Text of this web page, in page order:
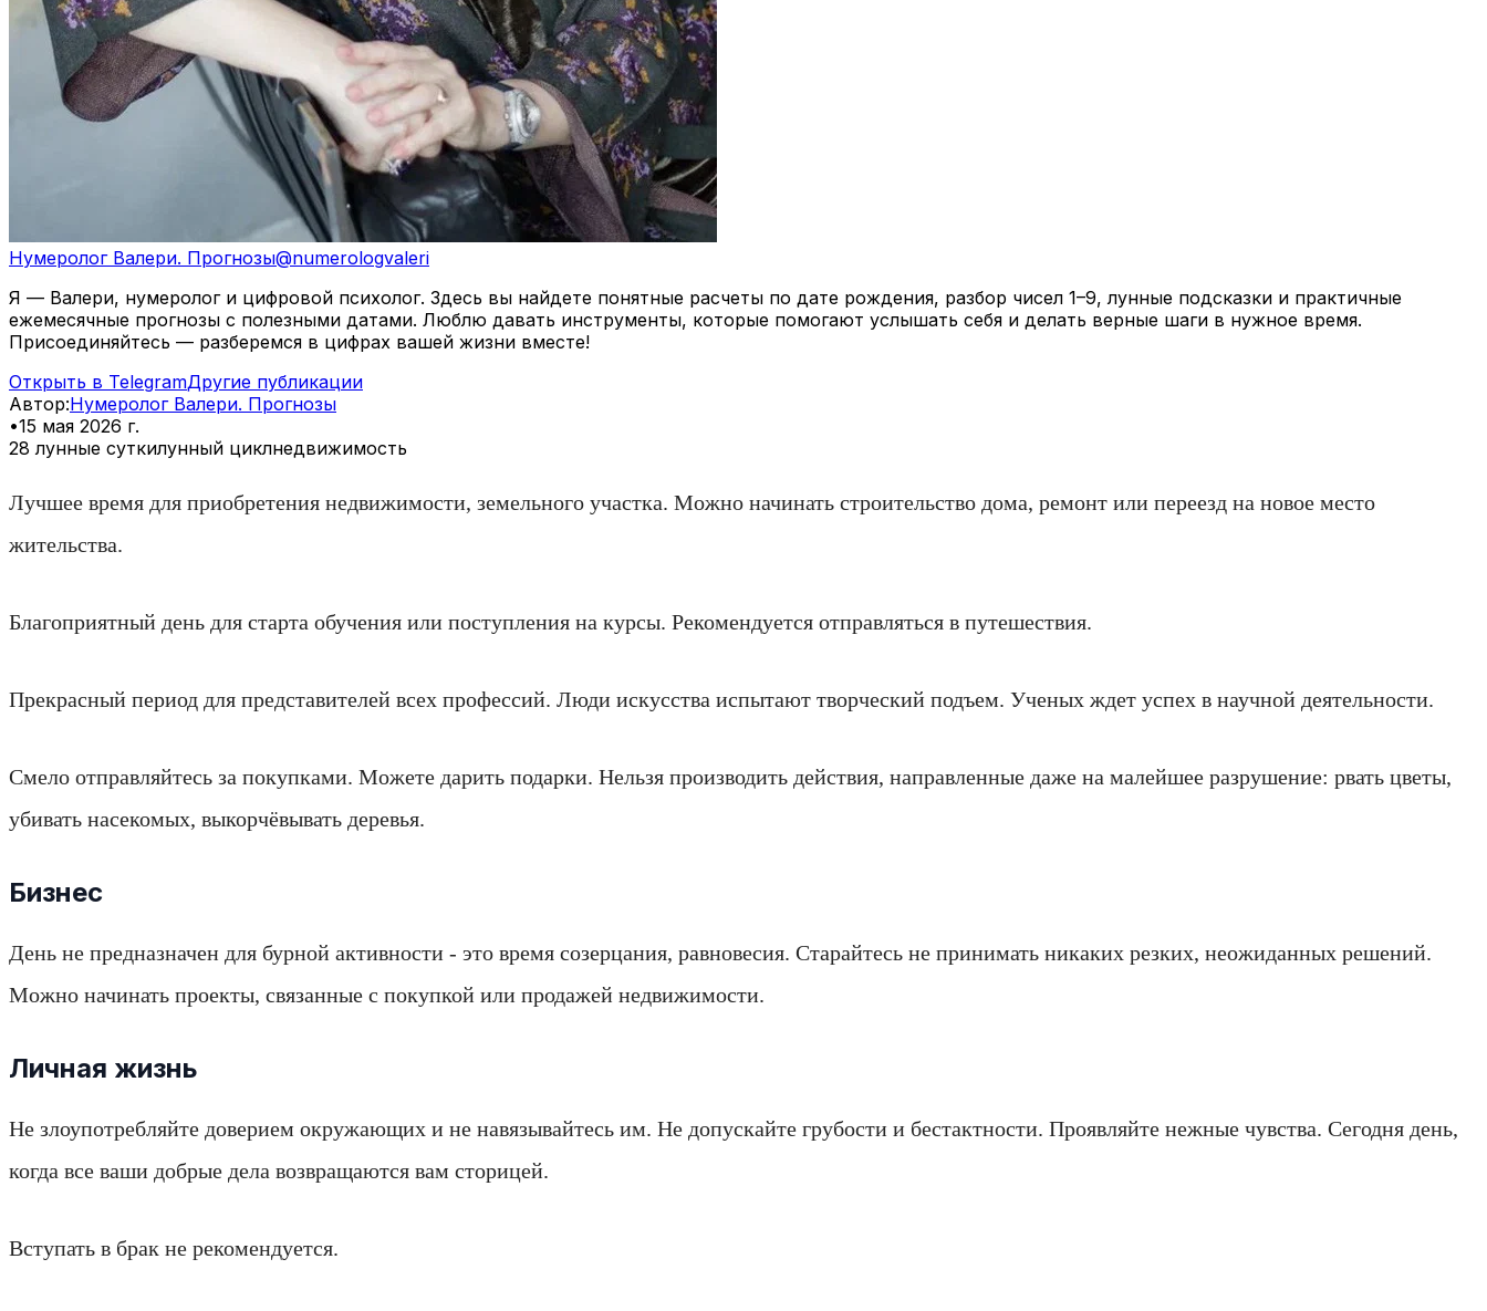
Нумеролог Валери. Прогнозы@numerologvaleri
Я — Валери, нумеролог и цифровой психолог. Здесь вы найдете понятные расчеты по дате рождения, разбор чисел 1–9, лунные подсказки и практичные
ежемесячные прогнозы с полезными датами. Люблю давать инструменты, которые помогают услышать себя и делать верные шаги в нужное время.
Присоединяйтесь — разберемся в цифрах вашей жизни вместе!
Открыть в TelegramДругие публикации
Автор:Нумеролог Валери. Прогнозы
•15 мая 2026 г.
28 лунные суткилунный циклнедвижимость
Лучшее время для приобретения недвижимости, земельного участка. Можно начинать строительство дома, ремонт или переезд на новое место
жительства.
Благоприятный день для старта обучения или поступления на курсы. Рекомендуется отправляться в путешествия.
Прекрасный период для представителей всех профессий. Люди искусства испытают творческий подъем. Ученых ждет успех в научной деятельности.
Смело отправляйтесь за покупками. Можете дарить подарки. Нельзя производить действия, направленные даже на малейшее разрушение: рвать цветы,
убивать насекомых, выкорчёвывать деревья.
Бизнес
День не предназначен для бурной активности - это время созерцания, равновесия. Старайтесь не принимать никаких резких, неожиданных решений.
Можно начинать проекты, связанные с покупкой или продажей недвижимости.
Личная жизнь
Не злоупотребляйте доверием окружающих и не навязывайтесь им. Не допускайте грубости и бестактности. Проявляйте нежные чувства. Сегодня день,
когда все ваши добрые дела возвращаются вам сторицей.
Вступать в брак не рекомендуется.